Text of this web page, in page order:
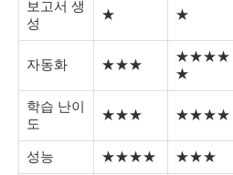
보고서 생
성
★ ★
자동화 ★★★
★★★★
★
학습 난이
도
★★★ ★★★★
성능 ★★★★ ★★★